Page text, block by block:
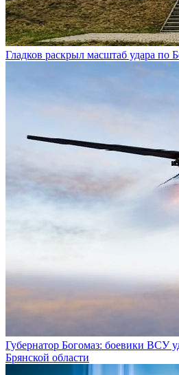
Гладков раскрыл масштаб удара по
Губернатор Богомаз: боевики ВСУ
Брянской области